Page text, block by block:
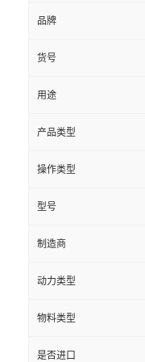
品牌
货号
用途
产品类型
操作类型
型号
制造商
动力类型
物料类型
是否进口